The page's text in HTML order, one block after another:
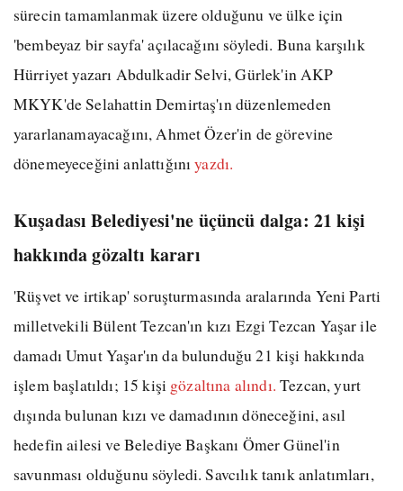
sürecin tamamlanmak üzere olduğunu ve ülke için
'bembeyaz bir sayfa' açılacağını söyledi. Buna karşılık
Hürriyet yazarı Abdulkadir Selvi, Gürlek'in AKP
MKYK'de Selahattin Demirtaş'ın düzenlemeden
yararlanamayacağını, Ahmet Özer'in de görevine
dönemeyeceğini anlattığınıyazdı.
Kuşadası Belediyesi'ne üçüncü dalga: 21 kişi
hakkında gözaltı kararı
'Rüşvet ve irtikap' soruşturmasında aralarında Yeni Parti
milletvekili Bülent Tezcan'ın kızı Ezgi Tezcan Yaşar ile
damadı Umut Yaşar'ın da bulunduğu 21 kişi hakkında
işlem başlatıldı; 15 kişi gözaltına alındı. Tezcan, yurt
dışında bulunan kızı ve damadının döneceğini, asıl
hedefin ailesi ve Belediye Başkanı Ömer Günel'in
savunması olduğunu söyledi. Savcılık tanık anlatımları,